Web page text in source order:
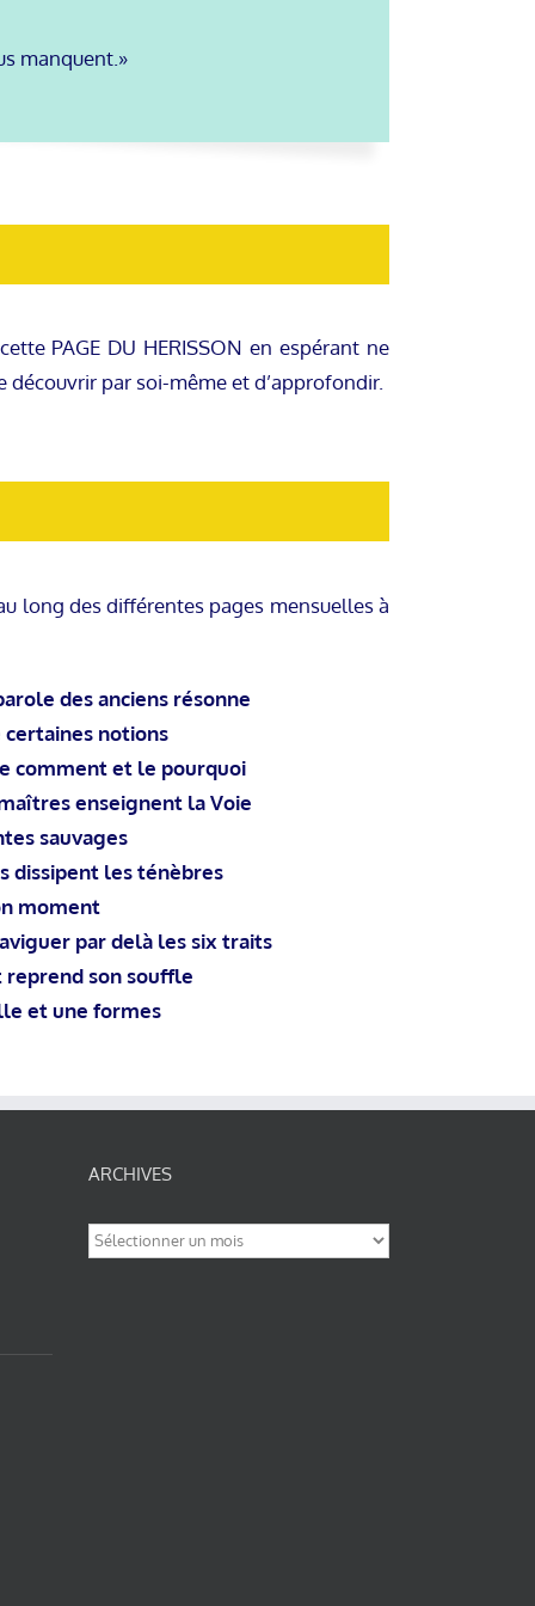
manquent.»
PAGE DU HERISSON en espérant ne
par soi-même et d’approfondir.
long des différentes pages mensuelles à
des anciens résonne
certaines notions
comment et le pourquoi
enseignent la Voie
sauvages
dissipent les ténèbres
moment
par delà les six traits
reprend son souffle
et une formes
ARCHIVES
Archives